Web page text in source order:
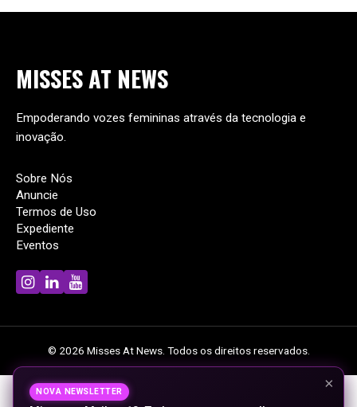
MISSESAT NEWS
Empoderando vozes femininas através da tecnologia e
inovação.
Sobre Nós
Anuncie
Termos de Uso
Expediente
Eventos
© 2026 Misses At News. Todos os direitos reservados.
×
NOVA NEWSLETTER